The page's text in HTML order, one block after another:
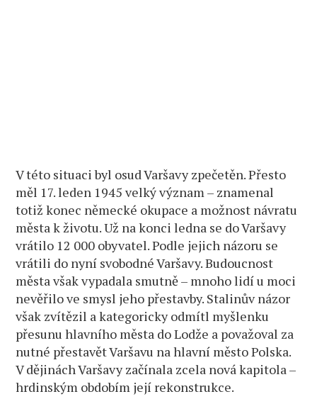
V této situaci byl osud Varšavy zpečetěn. Přesto
měl 17. leden 1945 velký význam – znamenal
totiž konec německé okupace a možnost návratu
města k životu. Už na konci ledna se do Varšavy
vrátilo 12 000 obyvatel. Podle jejich názoru se
vrátili do nyní svobodné Varšavy. Budoucnost
města však vypadala smutně – mnoho lidí u moci
nevěřilo ve smysl jeho přestavby. Stalinův názor
však zvítězil a kategoricky odmítl myšlenku
přesunu hlavního města do Lodže a považoval za
nutné přestavět Varšavu na hlavní město Polska.
V dějinách Varšavy začínala zcela nová kapitola –
hrdinským obdobím její rekonstrukce.